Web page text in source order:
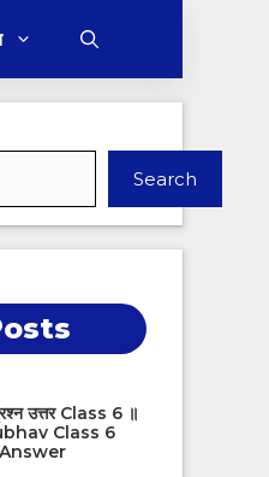
Search
उत्तर Class 6 ॥
Class 6